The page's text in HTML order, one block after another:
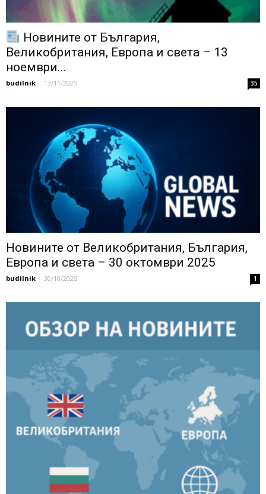
Новините от България,
Великобритания, Европа и света – 13
ноември...
budilnik - 13/11/2025 35
Новините от Великобритания, България,
Европа и света – 30 октомври 2025
budilnik - 30/10/2025 1